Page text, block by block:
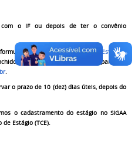
o IF ou depois de ter oconvênio
“Plano de Atividades do Estágio”.
o aluno enviará o formulário
para o e-
.
o prazo de 10 (dez) dias úteis, depois do
o cadastramento do estágio no SIGAA
Estágio (TCE).